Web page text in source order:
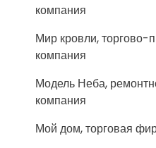
компания
Мир кровли, торгово-
компания
Модель Неба,
компания
Мой дом, торговая